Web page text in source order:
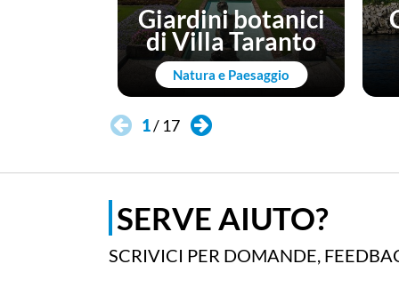
Natura e Paesaggio
Giardini botanici
di Villa Taranto
1/ 17
SERVE AIUTO?
SCRIVICI PER DOMANDE,